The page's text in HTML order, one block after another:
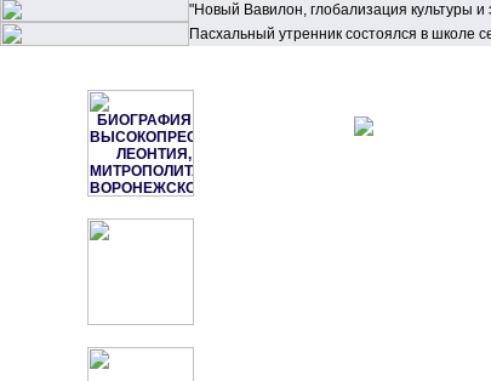
"Новый Вавилон, глобализация культуры
Пасхальный утренник состоялся в школе